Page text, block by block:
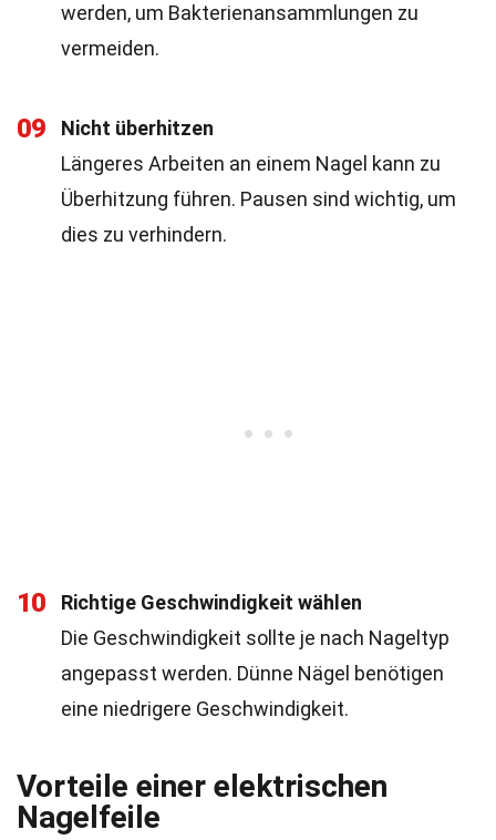
werden, um Bakterienansammlungen zu
vermeiden.
09
Nicht überhitzen
Längeres Arbeiten an einem Nagel kann zu
Überhitzung führen. Pausen sind wichtig, um
dies zu verhindern.
10
Richtige Geschwindigkeit wählen
Die Geschwindigkeit sollte je nach Nageltyp
angepasst werden. Dünne Nägel benötigen
eine niedrigere Geschwindigkeit.
Vorteile einer elektrischen
Nagelfeile